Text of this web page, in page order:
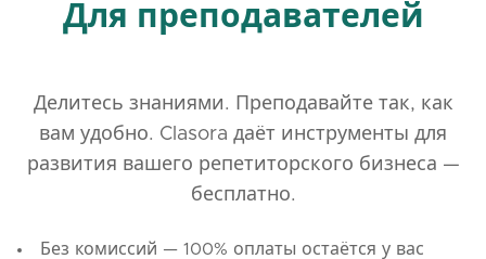
Для преподавателей
Делитесь знаниями. Преподавайте так, как
вам удобно. Clasora даёт инструменты для
развития вашего репетиторского бизнеса —
бесплатно.
Без комиссий — 100% оплаты остаётся у вас